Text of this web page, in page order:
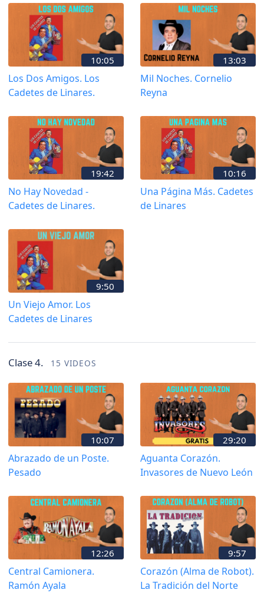
10:05
Los Dos Amigos. Los
Cadetes de Linares.
13:03
Mil Noches. Cornelio
Reyna
19:42
No Hay Novedad -
Cadetes de Linares.
10:16
Una Página Más. Cadetes
de Linares
9:50
Un Viejo Amor. Los
Cadetes de Linares
Clase 4. 15 VIDEOS
10:07
Abrazado de un Poste.
Pesado
29:20
Aguanta Corazón.
Invasores de Nuevo León
12:26
Central Camionera.
Ramón Ayala
9:57
Corazón (Alma de Robot).
La Tradición del Norte